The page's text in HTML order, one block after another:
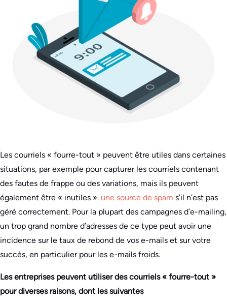
Les courriels « fourre-tout » peuvent être utiles dans certaines
situations, par exemple pour capturer les courriels contenant
des fautes de frappe ou des variations, mais ils peuvent
également être « inutiles ». une source de spam s’il n’est pas
géré correctement. Pour la plupart des campagnes d’e-mailing,
un trop grand nombre d’adresses de ce type peut avoir une
incidence sur le taux de rebond de vos e-mails et sur votre
succès, en particulier pour les e-mails froids.
Les entreprises peuvent utiliser des courriels « fourre-tout »
pour diverses raisons, dont les suivantes